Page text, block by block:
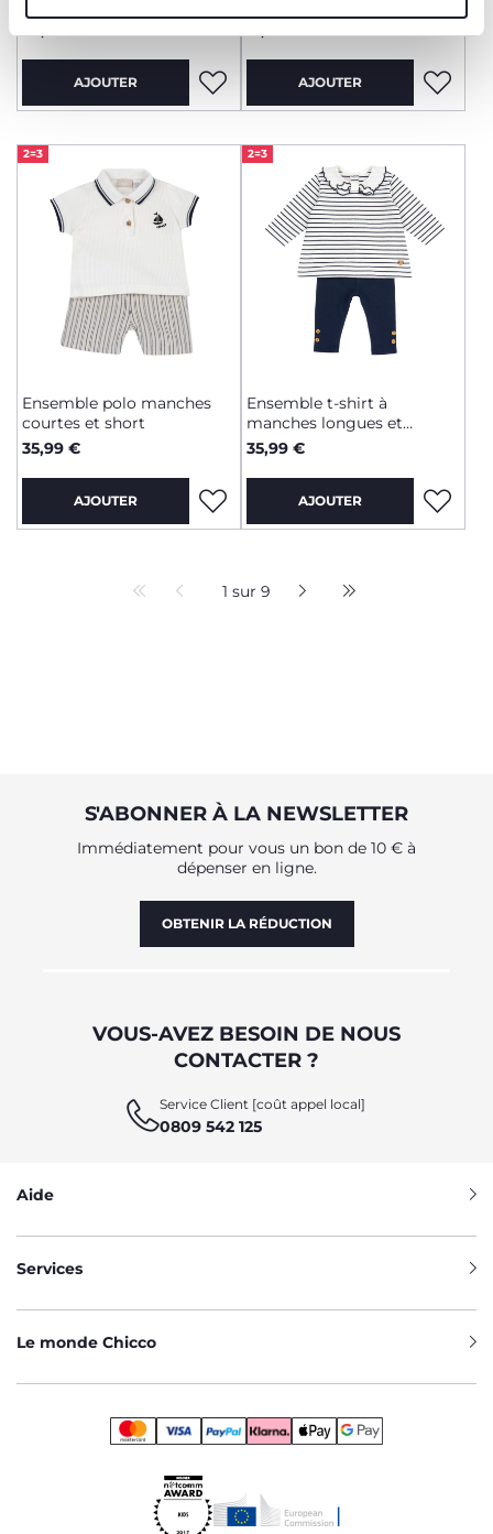
AJOUTER AJOUTER
2=3
Ensemble polo manches
courtes et short
35,99 €
AJOUTER
2=3
Ensemble t-shirt à
manches longues et
legging
35,99 €
AJOUTER
1 sur 9
S'ABONNER À LA NEWSLETTER
Immédiatement pour vous un bon de 10 € à
dépenser en ligne.
OBTENIR LA RÉDUCTION
VOUS-AVEZ BESOIN DE NOUS
CONTACTER ?
Service Client [coût appel local]
0809 542 125
Aide
Services
Le monde Chicco